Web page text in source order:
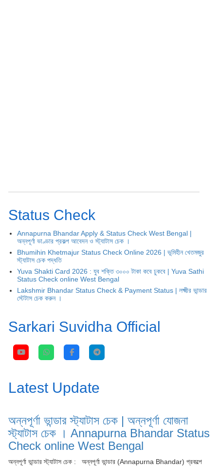
Status Check
Annapurna Bhandar Apply & Status Check West Bengal |
অন্নপূর্ণা ভাণ্ডার প্রকল্প আবেদন ও স্ট্যাটাস চেক ।
Bhumihin Khetmajur Status Check Online 2026 | ভূমিহীন খেতমজুর
স্ট্যাটাস চেক পদ্ধতি
Yuva Shakti Card 2026 : যুব শক্তি ৩০০০ টাকা কবে ঢুকবে | Yuva Sathi
Status Check online West Bengal
Lakshmir Bhandar Status Check & Payment Status | লক্ষ্মীর ভান্ডার
স্টেটাস চেক করুন ।
Sarkari Suvidha Official
Latest Update
অন্নপূর্ণা ভান্ডার স্ট্যাটাস চেক | অন্নপূর্ণা যোজনা
স্ট্যাটাস চেক । Annapurna Bhandar Status
Check online West Bengal
অন্নপূর্ণা ভান্ডার স্ট্যাটাস চেক : অন্নপূর্ণা ভান্ডার (Annapurna Bhandar) প্রকল্পে